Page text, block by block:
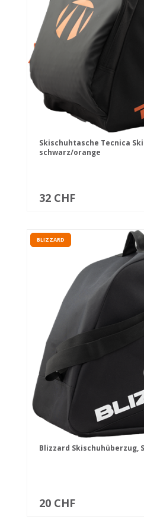
Skischuhtasche Tecnica
schwarz/orange
32 CHF
BLIZZARD
Blizzard Skischuhüberzug,
20 CHF